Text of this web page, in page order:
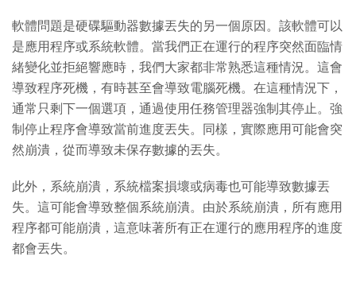
軟體問題是硬碟驅動器數據丟失的另一個原因。該軟體可以
是應用程序或系統軟體。當我們正在運行的程序突然面臨情
緒變化並拒絕響應時，我們大家都非常熟悉這種情況。這會
導致程序死機，有時甚至會導致電腦死機。在這種情況下，
通常只剩下一個選項，通過使用任務管理器強制其停止。強
制停止程序會導致當前進度丟失。同樣，實際應用可能會突
然崩潰，從而導致未保存數據的丟失。
此外，系統崩潰，系統檔案損壞或病毒也可能導致數據丟
失。這可能會導致整個系統崩潰。由於系統崩潰，所有應用
程序都可能崩潰，這意味著所有正在運行的應用程序的進度
都會丟失。